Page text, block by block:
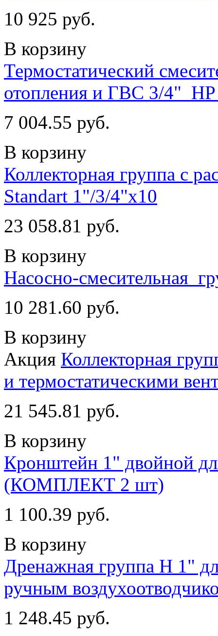
10 925 руб.
В корзину
Термостатический
отопления и ГВС 3/4"
7 004.55 руб.
В корзину
Коллекторная группа с
Standart 1"/3/4"x10
23 058.81 руб.
В корзину
Насосно-
10 281.60 руб.
В корзину
Акция Коллекторная
и термостатическими
21 545.81 руб.
В корзину
Кронштейн 1" двойной
(КОМПЛЕКТ 2 шт)
1 100.39 руб.
В корзину
Дренажная группа Н 1"
ручным
1 248.45 руб.